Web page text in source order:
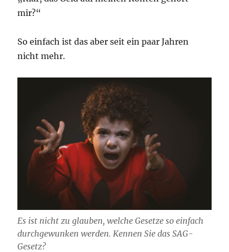
mir?“
So einfach ist das aber seit ein paar Jahren
nicht mehr.
Es ist nicht zu glauben, welche Gesetze so einfach
durchgewunken werden. Kennen Sie das SAG-
Gesetz?